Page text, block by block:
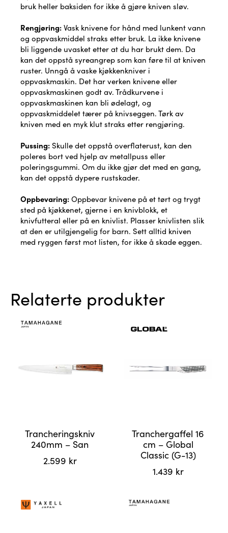
bruk heller baksiden for ikke å gjøre kniven sløv.
Rengjøring: Vask knivene for hånd med lunkent vann
og oppvaskmiddel straks etter bruk. La ikke knivene
bli liggende uvasket etter at du har brukt dem. Da
kan det oppstå syreangrep som kan føre til at kniven
ruster. Unngå å vaske kjøkkenkniver i
oppvaskmaskin. Det har verken knivene eller
oppvaskmaskinen godt av. Trådkurvene i
oppvaskmaskinen kan bli ødelagt, og
oppvaskmiddelet tærer på knivseggen. Tørk av
kniven med en myk klut straks etter rengjøring.
Pussing: Skulle det oppstå overflaterust, kan den
poleres bort ved hjelp av metallpuss eller
poleringsgummi. Om du ikke gjør det med en gang,
kan det oppstå dypere rustskader.
Oppbevaring: Oppbevar knivene på et tørt og trygt
sted på kjøkkenet, gjerne i en knivblokk, et
knivfutteral eller på en knivlist. Plasser knivlisten slik
at den er utilgjengelig for barn. Sett alltid kniven
med ryggen først mot listen, for ikke å skade eggen.
Relaterte produkter
Trancheringskniv
240mm – San
2.599 kr
Tranchergaffel 16
cm – Global
Classic (G-13)
1.439 kr